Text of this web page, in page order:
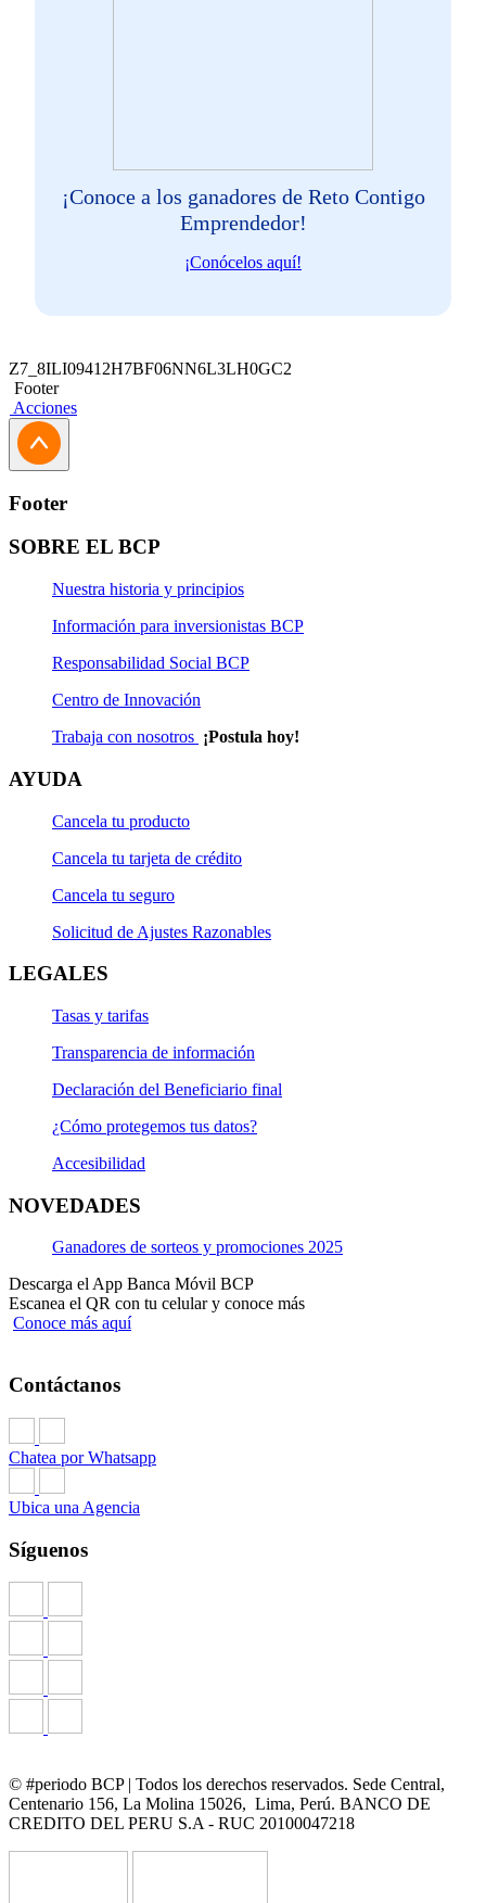
¡Conoce a los ganadores de Reto Contigo
Emprendedor!
¡Conócelos aquí!
Z7_8ILI09412H7BF06NN6L3LH0GC2
Footer
Acciones
Footer
SOBRE EL BCP
Nuestra historia y principios
Información para inversionistas BCP
Responsabilidad Social BCP
Centro de Innovación
Trabaja con nosotros ¡Postula hoy!
AYUDA
Cancela tu producto
Cancela tu tarjeta de crédito
Cancela tu seguro
Solicitud de Ajustes Razonables
LEGALES
Tasas y tarifas
Transparencia de información
Declaración del Beneficiario final
¿Cómo protegemos tus datos?
Accesibilidad
NOVEDADES
Ganadores de sorteos y promociones 2025
Descarga el App Banca Móvil BCP
Escanea el QR con tu celular y conoce más
Conoce más aquí
Contáctanos
Chatea por Whatsapp
Ubica una Agencia
Síguenos
© #periodo BCP | Todos los derechos reservados. Sede Central,
Centenario 156, La Molina 15026, Lima, Perú. BANCO DE
CREDITO DEL PERU S.A - RUC 20100047218